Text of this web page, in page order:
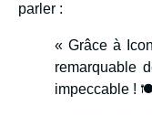
parler :
« Grâce à
remarquable
impeccable !